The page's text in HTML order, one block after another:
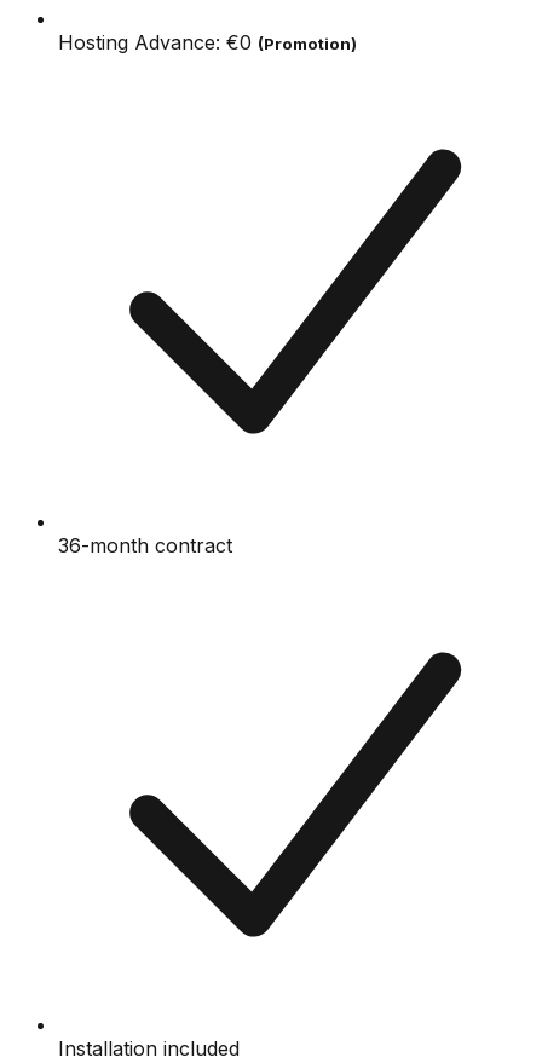
Hosting Advance: €0 (Promotion)
36-month contract
Installation included